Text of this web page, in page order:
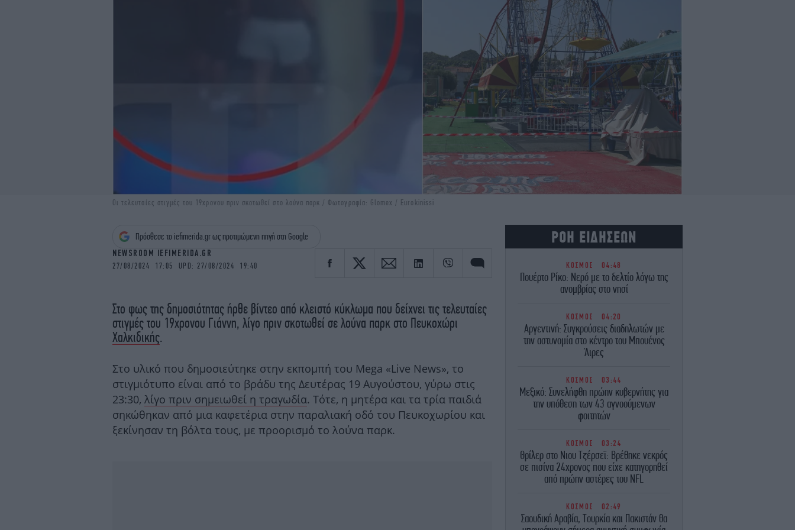
Οι τελευταίες στιγμές του 19χρονου πριν σκοτωθεί στο λούνα παρκ / Φωτογραφία: Glomex / Eurokinissi
Πρόσθεσε το iefimerida.gr ως προτιμώμενη πηγή στη Google
NEWSROOM IEFIMERIDA.GR
27/08/2024 17:05 UPD: 27/08/2024 19:40
Στο φως της δημοσιότητας ήρθε βίντεο από κλειστό κύκλωμα που δείχνει τις τελευταίες
στιγμές του 19χρονου Γιάννη, λίγο πριν σκοτωθεί σε λούνα παρκ στο Πευκοχώρι
Χαλκιδικής.
Στο υλικό που δημοσιεύτηκε στην εκπομπή του Mega «Live News», το
στιγμιότυπο είναι από το βράδυ της Δευτέρας 19 Αυγούστου, γύρω στις
23:30, λίγο πριν σημειωθεί η τραγωδία. Τότε, η μητέρα και τα τρία παιδιά
σηκώθηκαν από μια καφετέρια στην παραλιακή οδό του Πευκοχωρίου και
ξεκίνησαν τη βόλτα τους, με προορισμό το λούνα παρκ.
ΡΟΗ ΕΙΔΗΣΕΩΝ
ΚΟΣΜΟΣ 04:48
Πουέρτο Ρίκο: Νερό με το δελτίο λόγω της
ανομβρίας στο νησί
ΚΟΣΜΟΣ 04:20
Αργεντινή: Συγκρούσεις διαδηλωτών με
την αστυνομία στο κέντρο του Μπουένος
Άιρες
ΚΟΣΜΟΣ 03:44
Μεξικό: Συνελήφθη πρώην κυβερνήτης για
την υπόθεση των 43 αγνοούμενων
φοιτητών
ΚΟΣΜΟΣ 03:24
Θρίλερ στο Νιου Τζέρσεϊ: Βρέθηκε νεκρός
σε πισίνα 24χρονος που είχε κατηγορηθεί
από πρώην αστέρες του NFL
ΚΟΣΜΟΣ 02:49
Σαουδική Αραβία, Τουρκία και Πακιστάν θα